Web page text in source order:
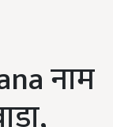
नाम